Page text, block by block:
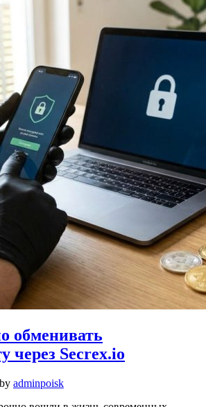
обменивать
через Secrex.io
by adminpoisk